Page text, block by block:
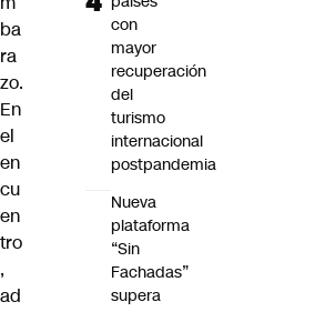
ba
ra
zo.
En
el
en
cu
en
tro
,
ad
con
mayor
recuperación
del
turismo
internacional
postpandemia
Nueva
plataforma
“Sin
Fachadas”
supera